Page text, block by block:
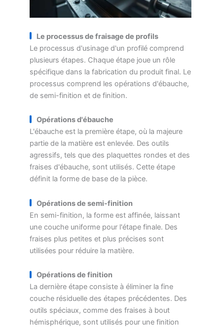
Le processus de fraisage de profils
Le processus d'usinage d'un profilé comprend
plusieurs étapes. Chaque étape joue un rôle
spécifique dans la fabrication du produit final. Le
processus comprend les opérations d'ébauche,
de semi-finition et de finition.
Opérations d'ébauche
L'ébauche est la première étape, où la majeure
partie de la matière est enlevée. Des outils
agressifs, tels que des plaquettes rondes et des
fraises d'ébauche, sont utilisés. Cette étape
définit la forme de base de la pièce.
Opérations de semi-finition
En semi-finition, la forme est affinée, laissant
une couche uniforme pour l'étape finale. Des
fraises plus petites et plus précises sont
utilisées pour réduire la matière.
Opérations de finition
La dernière étape consiste à éliminer la fine
couche résiduelle des étapes précédentes. Des
outils spéciaux, comme des fraises à bout
hémisphérique, sont utilisés pour une finition